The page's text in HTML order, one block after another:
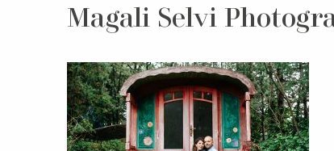
Magali Selvi